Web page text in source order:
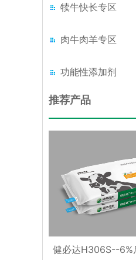
犊牛快长专区
肉牛肉羊专区
功能性添加剂
推荐产品
健必达H306S--6%